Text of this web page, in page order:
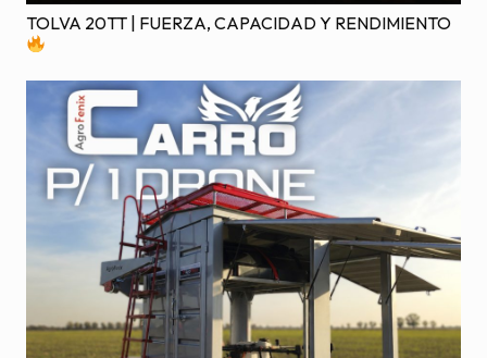
TOLVA 20TT | FUERZA, CAPACIDAD Y RENDIMIENTO